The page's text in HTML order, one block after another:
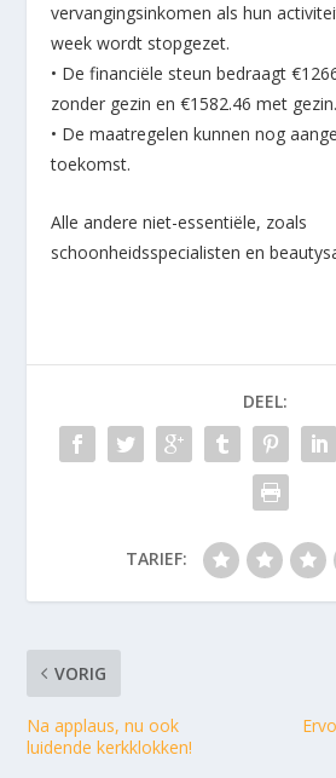
vervangingsinkomen als hun
week wordt stopgezet.
• De financiële steun bedraagt
zonder gezin en €1582.46 met gezin.
• De maatregelen kunnen nog
toekomst.
Alle andere niet-essentiële, zoals
schoonheidsspecialisten en
DEEL:
TARIEF:
VORIG
Na applaus, nu ook
luidende kerkklokken!